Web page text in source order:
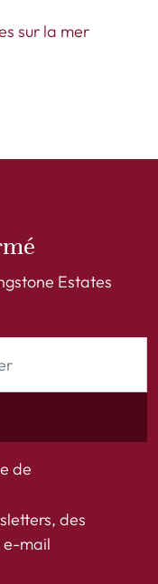
sur la mer
Estates
de
des
e-mail